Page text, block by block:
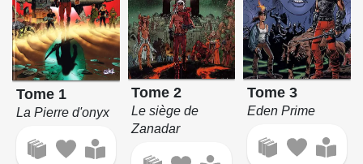
Tome 1
La Pierre d'onyx
Tome 2
Le siège de
Zanadar
Tome 3
Eden Prime